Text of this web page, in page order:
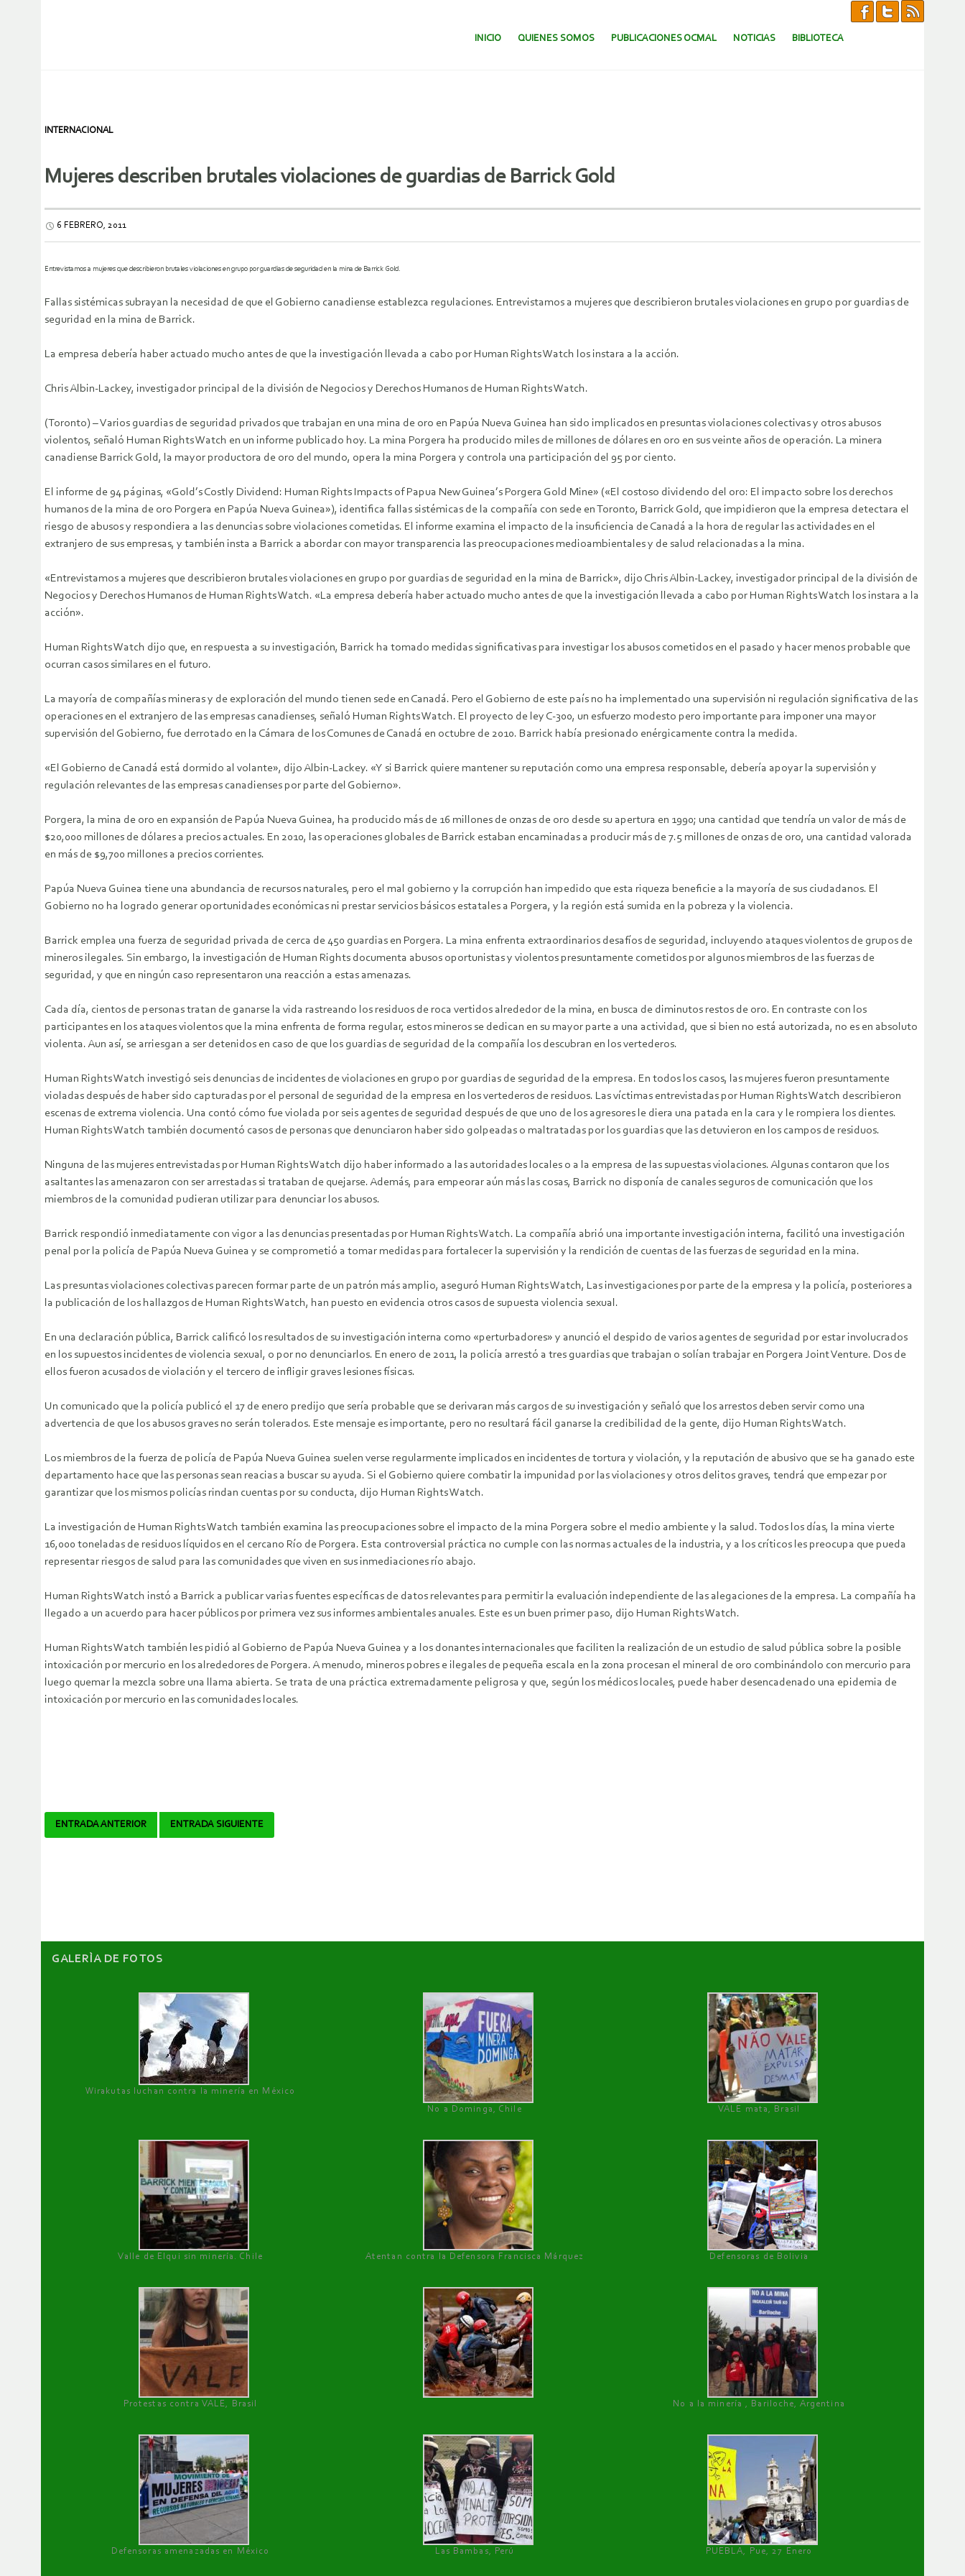
SALTAR AL CONTENIDO.
INICIO QUIENES SOMOS PUBLICACIONES OCMAL NOTICIAS BIBLIOTECA
INTERNACIONAL
Mujeres describen brutales violaciones de guardias de Barrick Gold
6 FEBRERO, 2011
Entrevistamos a mujeres que describieron brutales violaciones en grupo por guardias de seguridad en la mina de Barrick Gold.
Fallas sistémicas subrayan la necesidad de que el Gobierno canadiense establezca regulaciones. Entrevistamos a mujeres que describieron brutales violaciones en grupo por guardias de
seguridad en la mina de Barrick.
La empresa debería haber actuado mucho antes de que la investigación llevada a cabo por Human Rights Watch los instara a la acción.
Chris Albin-Lackey, investigador principal de la división de Negocios y Derechos Humanos de Human Rights Watch.
(Toronto) – Varios guardias de seguridad privados que trabajan en una mina de oro en Papúa Nueva Guinea han sido implicados en presuntas violaciones colectivas y otros abusos
violentos, señaló Human Rights Watch en un informe publicado hoy. La mina Porgera ha producido miles de millones de dólares en oro en sus veinte años de operación. La minera
canadiense Barrick Gold, la mayor productora de oro del mundo, opera la mina Porgera y controla una participación del 95 por ciento.
El informe de 94 páginas, «Gold’s Costly Dividend: Human Rights Impacts of Papua New Guinea’s Porgera Gold Mine» («El costoso dividendo del oro: El impacto sobre los derechos
humanos de la mina de oro Porgera en Papúa Nueva Guinea»), identifica fallas sistémicas de la compañía con sede en Toronto, Barrick Gold, que impidieron que la empresa detectara el
riesgo de abusos y respondiera a las denuncias sobre violaciones cometidas. El informe examina el impacto de la insuficiencia de Canadá a la hora de regular las actividades en el
extranjero de sus empresas, y también insta a Barrick a abordar con mayor transparencia las preocupaciones medioambientales y de salud relacionadas a la mina.
«Entrevistamos a mujeres que describieron brutales violaciones en grupo por guardias de seguridad en la mina de Barrick», dijo Chris Albin-Lackey, investigador principal de la división de
Negocios y Derechos Humanos de Human Rights Watch. «La empresa debería haber actuado mucho antes de que la investigación llevada a cabo por Human Rights Watch los instara a la
acción».
Human Rights Watch dijo que, en respuesta a su investigación, Barrick ha tomado medidas significativas para investigar los abusos cometidos en el pasado y hacer menos probable que
ocurran casos similares en el futuro.
La mayoría de compañías mineras y de exploración del mundo tienen sede en Canadá. Pero el Gobierno de este país no ha implementado una supervisión ni regulación significativa de las
operaciones en el extranjero de las empresas canadienses, señaló Human Rights Watch. El proyecto de ley C-300, un esfuerzo modesto pero importante para imponer una mayor
supervisión del Gobierno, fue derrotado en la Cámara de los Comunes de Canadá en octubre de 2010. Barrick había presionado enérgicamente contra la medida.
«El Gobierno de Canadá está dormido al volante», dijo Albin-Lackey. «Y si Barrick quiere mantener su reputación como una empresa responsable, debería apoyar la supervisión y
regulación relevantes de las empresas canadienses por parte del Gobierno».
Porgera, la mina de oro en expansión de Papúa Nueva Guinea, ha producido más de 16 millones de onzas de oro desde su apertura en 1990; una cantidad que tendría un valor de más de
$20,000 millones de dólares a precios actuales. En 2010, las operaciones globales de Barrick estaban encaminadas a producir más de 7.5 millones de onzas de oro, una cantidad valorada
en más de $9,700 millones a precios corrientes.
Papúa Nueva Guinea tiene una abundancia de recursos naturales, pero el mal gobierno y la corrupción han impedido que esta riqueza beneficie a la mayoría de sus ciudadanos. El
Gobierno no ha logrado generar oportunidades económicas ni prestar servicios básicos estatales a Porgera, y la región está sumida en la pobreza y la violencia.
Barrick emplea una fuerza de seguridad privada de cerca de 450 guardias en Porgera. La mina enfrenta extraordinarios desafíos de seguridad, incluyendo ataques violentos de grupos de
mineros ilegales. Sin embargo, la investigación de Human Rights documenta abusos oportunistas y violentos presuntamente cometidos por algunos miembros de las fuerzas de
seguridad, y que en ningún caso representaron una reacción a estas amenazas.
Cada día, cientos de personas tratan de ganarse la vida rastreando los residuos de roca vertidos alrededor de la mina, en busca de diminutos restos de oro. En contraste con los
participantes en los ataques violentos que la mina enfrenta de forma regular, estos mineros se dedican en su mayor parte a una actividad, que si bien no está autorizada, no es en absoluto
violenta. Aun así, se arriesgan a ser detenidos en caso de que los guardias de seguridad de la compañía los descubran en los vertederos.
Human Rights Watch investigó seis denuncias de incidentes de violaciones en grupo por guardias de seguridad de la empresa. En todos los casos, las mujeres fueron presuntamente
violadas después de haber sido capturadas por el personal de seguridad de la empresa en los vertederos de residuos. Las víctimas entrevistadas por Human Rights Watch describieron
escenas de extrema violencia. Una contó cómo fue violada por seis agentes de seguridad después de que uno de los agresores le diera una patada en la cara y le rompiera los dientes.
Human Rights Watch también documentó casos de personas que denunciaron haber sido golpeadas o maltratadas por los guardias que las detuvieron en los campos de residuos.
Ninguna de las mujeres entrevistadas por Human Rights Watch dijo haber informado a las autoridades locales o a la empresa de las supuestas violaciones. Algunas contaron que los
asaltantes las amenazaron con ser arrestadas si trataban de quejarse. Además, para empeorar aún más las cosas, Barrick no disponía de canales seguros de comunicación que los
miembros de la comunidad pudieran utilizar para denunciar los abusos.
Barrick respondió inmediatamente con vigor a las denuncias presentadas por Human Rights Watch. La compañía abrió una importante investigación interna, facilitó una investigación
penal por la policía de Papúa Nueva Guinea y se comprometió a tomar medidas para fortalecer la supervisión y la rendición de cuentas de las fuerzas de seguridad en la mina.
Las presuntas violaciones colectivas parecen formar parte de un patrón más amplio, aseguró Human Rights Watch, Las investigaciones por parte de la empresa y la policía, posteriores a
la publicación de los hallazgos de Human Rights Watch, han puesto en evidencia otros casos de supuesta violencia sexual.
En una declaración pública, Barrick calificó los resultados de su investigación interna como «perturbadores» y anunció el despido de varios agentes de seguridad por estar involucrados
en los supuestos incidentes de violencia sexual, o por no denunciarlos. En enero de 2011, la policía arrestó a tres guardias que trabajan o solían trabajar en Porgera Joint Venture. Dos de
ellos fueron acusados de violación y el tercero de infligir graves lesiones físicas.
Un comunicado que la policía publicó el 17 de enero predijo que sería probable que se derivaran más cargos de su investigación y señaló que los arrestos deben servir como una
advertencia de que los abusos graves no serán tolerados. Este mensaje es importante, pero no resultará fácil ganarse la credibilidad de la gente, dijo Human Rights Watch.
Los miembros de la fuerza de policía de Papúa Nueva Guinea suelen verse regularmente implicados en incidentes de tortura y violación, y la reputación de abusivo que se ha ganado este
departamento hace que las personas sean reacias a buscar su ayuda. Si el Gobierno quiere combatir la impunidad por las violaciones y otros delitos graves, tendrá que empezar por
garantizar que los mismos policías rindan cuentas por su conducta, dijo Human Rights Watch.
La investigación de Human Rights Watch también examina las preocupaciones sobre el impacto de la mina Porgera sobre el medio ambiente y la salud. Todos los días, la mina vierte
16,000 toneladas de residuos líquidos en el cercano Río de Porgera. Esta controversial práctica no cumple con las normas actuales de la industria, y a los críticos les preocupa que pueda
representar riesgos de salud para las comunidades que viven en sus inmediaciones río abajo.
Human Rights Watch instó a Barrick a publicar varias fuentes específicas de datos relevantes para permitir la evaluación independiente de las alegaciones de la empresa. La compañía ha
llegado a un acuerdo para hacer públicos por primera vez sus informes ambientales anuales. Este es un buen primer paso, dijo Human Rights Watch.
Human Rights Watch también les pidió al Gobierno de Papúa Nueva Guinea y a los donantes internacionales que faciliten la realización de un estudio de salud pública sobre la posible
intoxicación por mercurio en los alrededores de Porgera. A menudo, mineros pobres e ilegales de pequeña escala en la zona procesan el mineral de oro combinándolo con mercurio para
luego quemar la mezcla sobre una llama abierta. Se trata de una práctica extremadamente peligrosa y que, según los médicos locales, puede haber desencadenado una epidemia de
intoxicación por mercurio en las comunidades locales.
Navegador
ENTRADA ANTERIOR ENTRADA SIGUIENTE
GALERÌA DE FOTOS
Wirakutas luchan contra la minería en México
No a Dominga, Chile
VALE mata, Brasil
Valle de Elqui sin minería. Chile Atentan contra la Defensora Francisca Márquez Defensoras de Bolivia
Protestas contra VALE, Brasil No a la minería , Bariloche, Argentina
Defensoras amenazadas en México Las Bambas, Perú PUEBLA, Pue, 27 Enero